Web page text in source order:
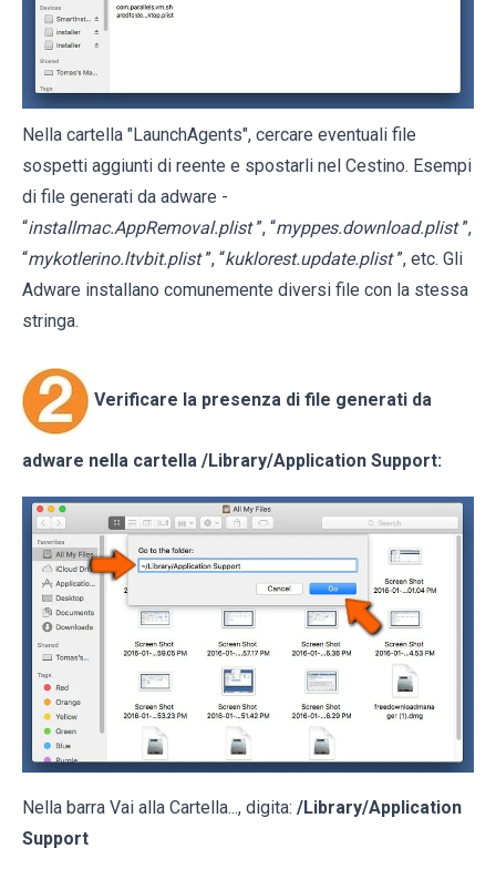
Nella cartella "LaunchAgents", cercare eventuali file
sospetti aggiunti di reente e spostarli nel Cestino. Esempi
di file generati da adware -
“installmac.AppRemoval.plist ”, “myppes.download.plist ”,
“mykotlerino.ltvbit.plist ”, “kuklorest.update.plist ”, etc. Gli
Adware installano comunemente diversi file con la stessa
stringa.
Verificare la presenza di file generati da
adware nella cartella /Library/Application Support:
Nella barra Vai alla Cartella..., digita: /Library/Application
Support